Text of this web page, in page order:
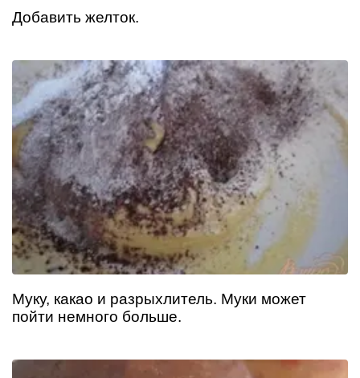
Добавить желток.
Муку, какао и разрыхлитель. Муки может
пойти немного больше.